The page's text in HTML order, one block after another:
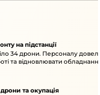
на підстанції
34 дрони. Персоналу
та відновлювати
та окупація